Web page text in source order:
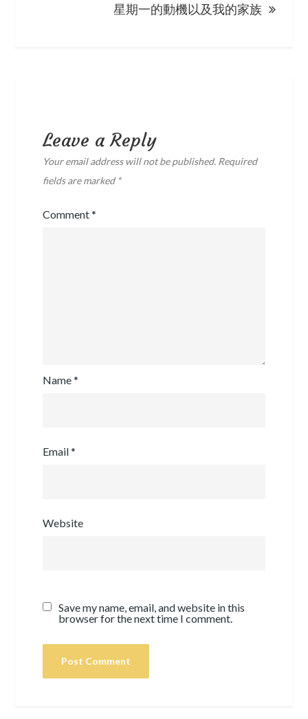
星期一的動機以及我的家族
Leave a Reply
Your email address will not be published. Required
fields are marked *
Comment*
Name*
Email*
Website
Save my name, email, and website in this
browser for the next time I comment.